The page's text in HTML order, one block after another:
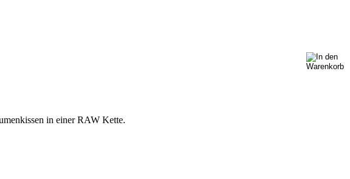
in einer RAW Kette.